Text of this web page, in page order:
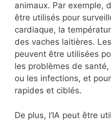
animaux. Par exemple,
être utilisés pour
cardiaque, la
des vaches laitières.
peuvent être utilisées
les problèmes de
ou les infections, et
rapides et ciblés.
De plus, l’IA peut être